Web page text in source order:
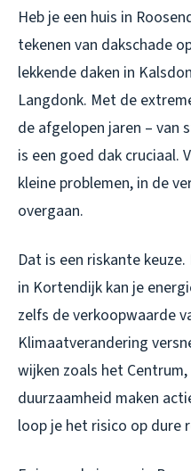
Heb je een huis in
tekenen van dakschade
lekkende daken in
Langdonk. Met de
de afgelopen jaren –
is een goed dak cruciaal.
kleine problemen, in de
overgaan.
Dat is een riskante
in Kortendijk kan je
zelfs de verkoopwaarde
Klimaatverandering
wijken zoals het
duurzaamheid maken
loop je het risico op dure